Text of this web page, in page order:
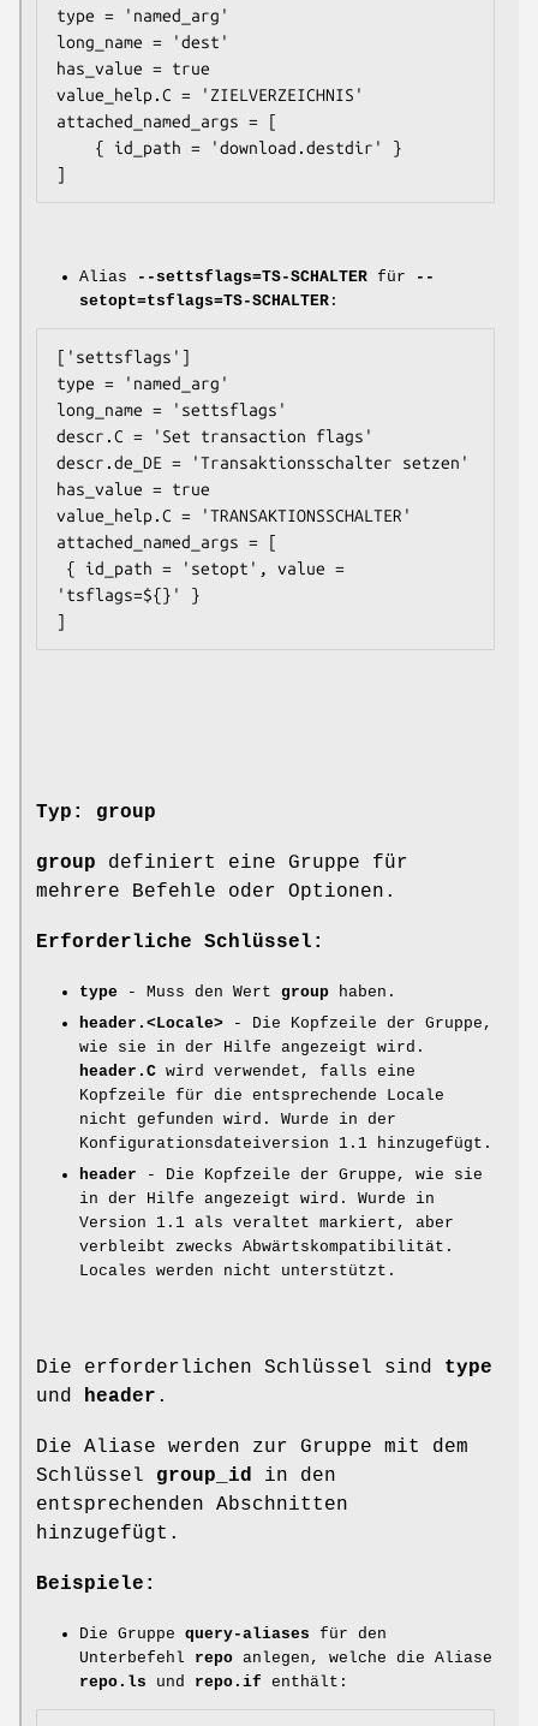
type = 'named_arg'
long_name = 'dest'
has_value = true
value_help.C = 'ZIELVERZEICHNIS'
attached_named_args = [
Alias --settsflags=TS-SCHALTER für
--
setopt=tsflags=TS-SCHALTER :
['settsflags']
type = 'named_arg'
long_name = 'settsflags'
descr.C = 'Set transaction flags'
descr.de_DE = 'Transaktionsschalter setzen'
has_value = true
value_help.C = 'TRANSAKTIONSSCHALTER'
attached_named_args = [
'tsflags=${}' }
Typ: group
group definiert eine Gruppe für
mehrere Befehle oder Optionen.
Erforderliche Schlüssel:
type - Muss den Wert group haben.
header.<Locale> - Die Kopfzeile der Gruppe,
wie sie in der Hilfe angezeigt wird.
header.C wird verwendet, falls eine
Kopfzeile für die entsprechende Locale
nicht gefunden wird. Wurde in der
Konfigurationsdateiversion 1.1 hinzugefügt.
header - Die Kopfzeile der Gruppe, wie sie
in der Hilfe angezeigt wird. Wurde in
Version 1.1 als veraltet markiert, aber
verbleibt zwecks Abwärtskompatibilität.
Locales werden nicht unterstützt.
Die erforderlichen Schlüssel sind type
und header .
Die Aliase werden zur Gruppe mit dem
Schlüssel group_id in den
entsprechenden Abschnitten
hinzugefügt.
Beispiele:
Die Gruppe query-aliases für den
Unterbefehl repo anlegen, welche die Aliase
repo.ls und repo.if enthält: